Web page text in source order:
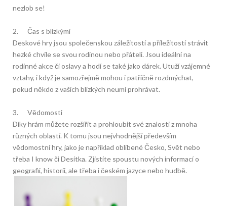
nezlob se!
2. Čas s blízkými
Deskové hry jsou společenskou záležitostí a příležitostí strávit
hezké chvíle se svou rodinou nebo přáteli. Jsou ideální na
rodinné akce či oslavy a hodí se také jako dárek. Utuží vzájemné
vztahy, i když je samozřejmě mohou i patřičně rozdmýchat,
pokud někdo z vašich blízkých neumí prohrávat.
3. Vědomosti
Díky hrám můžete rozšířit a prohloubit své znalosti z mnoha
různých oblastí. K tomu jsou nejvhodnější především
vědomostní hry, jako je například oblíbené Česko, Svět nebo
třeba I know či Desítka. Zjistíte spoustu nových informací o
geografii, historii, ale třeba i českém jazyce nebo hudbě.